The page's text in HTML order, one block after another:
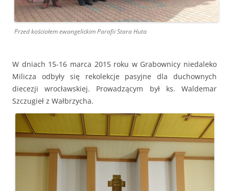
Przed kościołem ewangelickim Parafii Stara Huta
W dniach 15-16 marca 2015 roku w Grabownicy niedaleko
Milicza odbyły się rekolekcje pasyjne dla duchownych
diecezji wrocławskiej. Prowadzącym był ks. Waldemar
Szczugieł z Wałbrzycha.